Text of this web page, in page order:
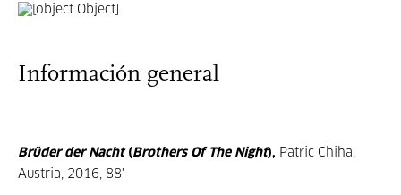
Información general
Brüder der Nacht(Brothers Of The Night), Patric Chiha,
Austria, 2016, 88'